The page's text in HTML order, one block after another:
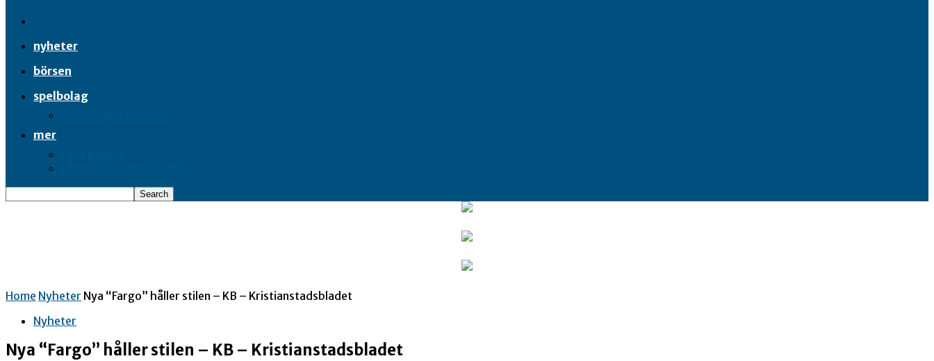
nyheter
börsen
spelbolag
mer
Home Nyheter Nya “Fargo” håller stilen – KB – Kristianstadsbladet
Nyheter
Nya “Fargo” håller stilen – KB – Kristianstadsbladet